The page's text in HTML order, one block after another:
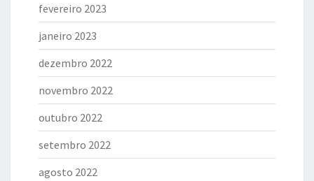
fevereiro 2023
janeiro 2023
dezembro 2022
novembro 2022
outubro 2022
setembro 2022
agosto 2022